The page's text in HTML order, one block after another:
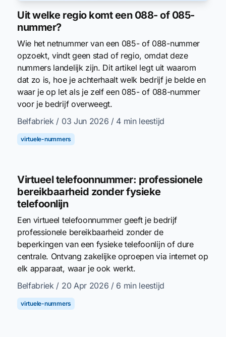
Uit welke regio komt een 088- of 085-
nummer?
Wie het netnummer van een 085- of 088-nummer
opzoekt, vindt geen stad of regio, omdat deze
nummers landelijk zijn. Dit artikel legt uit waarom
dat zo is, hoe je achterhaalt welk bedrijf je belde en
waar je op let als je zelf een 085- of 088-nummer
voor je bedrijf overweegt.
Belfabriek / 03 Jun 2026 / 4 min leestijd
virtuele-nummers
Virtueel telefoonnummer: professionele
bereikbaarheid zonder fysieke
telefoonlijn
Een virtueel telefoonnummer geeft je bedrijf
professionele bereikbaarheid zonder de
beperkingen van een fysieke telefoonlijn of dure
centrale. Ontvang zakelijke oproepen via internet op
elk apparaat, waar je ook werkt.
Belfabriek / 20 Apr 2026 / 6 min leestijd
virtuele-nummers